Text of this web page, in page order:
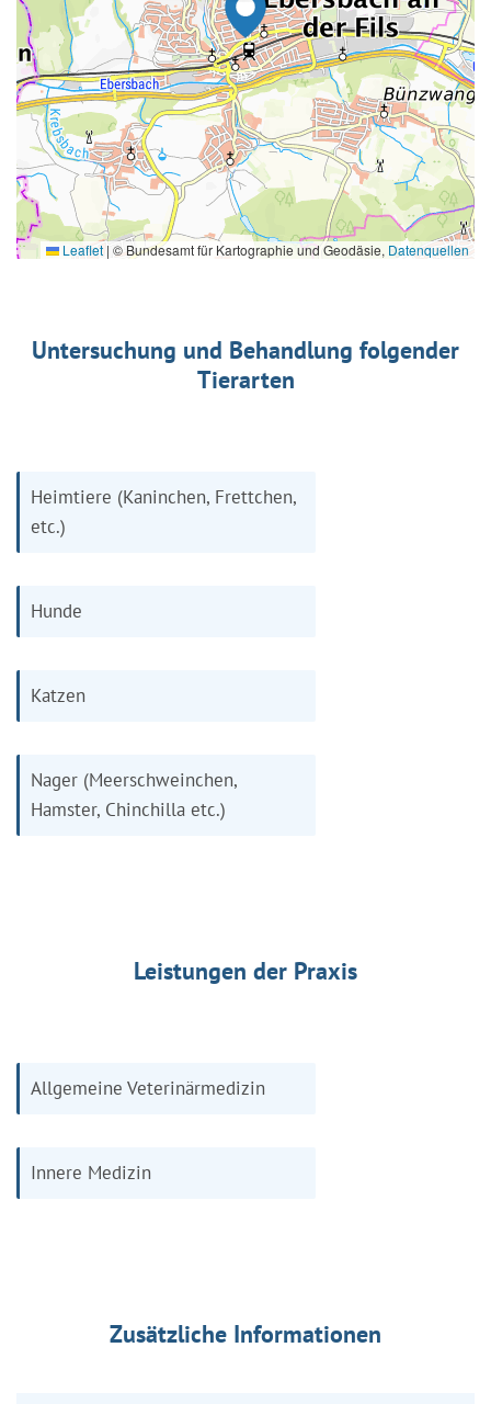
Leaflet | © Bundesamt für Kartographie und Geodäsie, Datenquellen
Untersuchung und Behandlung folgender
Tierarten
Heimtiere (Kaninchen, Frettchen,
etc.)
Hunde
Katzen
Nager (Meerschweinchen,
Hamster, Chinchilla etc.)
Leistungen der Praxis
Allgemeine Veterinärmedizin
Innere Medizin
Zusätzliche Informationen